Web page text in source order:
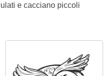
e cacciano piccoli